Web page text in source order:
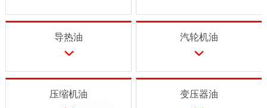
导热油 汽轮机油
压缩机油 变压器油